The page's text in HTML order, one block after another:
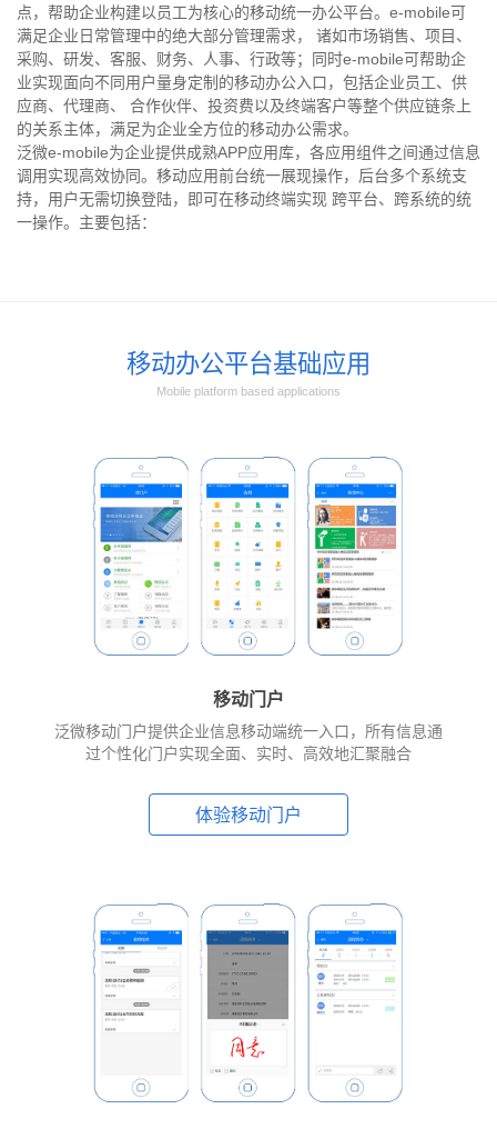
点，帮助企业构建以员工为核心的移动统一办公平台。e-mobile可
满足企业日常管理中的绝大部分管理需求， 诸如市场销售、项目、
采购、研发、客服、财务、人事、行政等；同时e-mobile可帮助企
业实现面向不同用户量身定制的移动办公入口，包括企业员工、供
应商、代理商、 合作伙伴、投资费以及终端客户等整个供应链条上
的关系主体，满足为企业全方位的移动办公需求。
泛微e-mobile为企业提供成熟APP应用库，各应用组件之间通过信息
调用实现高效协同。移动应用前台统一展现操作，后台多个系统支
持，用户无需切换登陆，即可在移动终端实现 跨平台、跨系统的统
一操作。主要包括：
移动办公平台基础应用
Mobile platform based applications
移动门户
泛微移动门户提供企业信息移动端统一入口，所有信息通
过个性化门户实现全面、实时、高效地汇聚融合
体验移动门户